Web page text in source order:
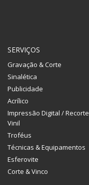
SERVIÇOS
Gravação & Corte
Sinalética
Publicidade
Acrílico
Impressão Digital /
Vinil
Troféus
Técnicas & Equipamentos
Esferovite
Corte & Vinco